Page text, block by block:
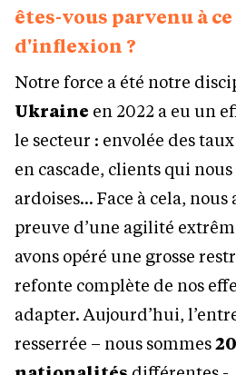
êtes-vous parvenu à
d'inflexion ?
Notre force a été notre
Ukraine en 2022 a eu un
le secteur : envolée des
en cascade, clients qui
ardoises… Face à cela, nous
preuve d’une agilité
avons opéré une grosse
refonte complète de nos
adapter. Aujourd’hui,
resserrée – nous sommes